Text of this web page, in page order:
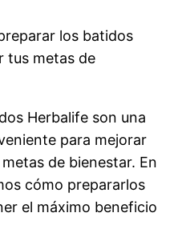
los batidos
tus metas de
Herbalife son una
para mejorar
de bienestar. En
cómo prepararlos
el máximo beneficio